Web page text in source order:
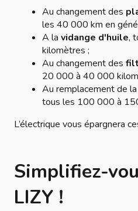
Au changement des
les 40 000 km en
A la vidange d'huile,
kilomètres ;
Au changement des
20 000 à 40 000
Au remplacement de la
tous les 100 000 à
L’électrique vous épargnera
Simplifiez-
LIZY !